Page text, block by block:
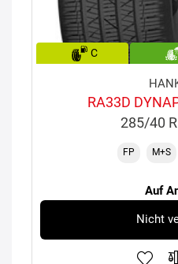
C
RA33D
285/40
FP M+S
Auf
Nicht